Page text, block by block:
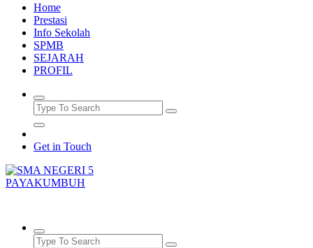
Home
Prestasi
Info Sekolah
SPMB
SEJARAH
PROFIL
Get in Touch